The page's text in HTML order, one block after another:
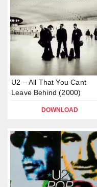
U2 – All That You Cant
Leave Behind (2000)
DOWNLOAD